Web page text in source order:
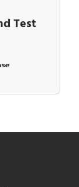
Test